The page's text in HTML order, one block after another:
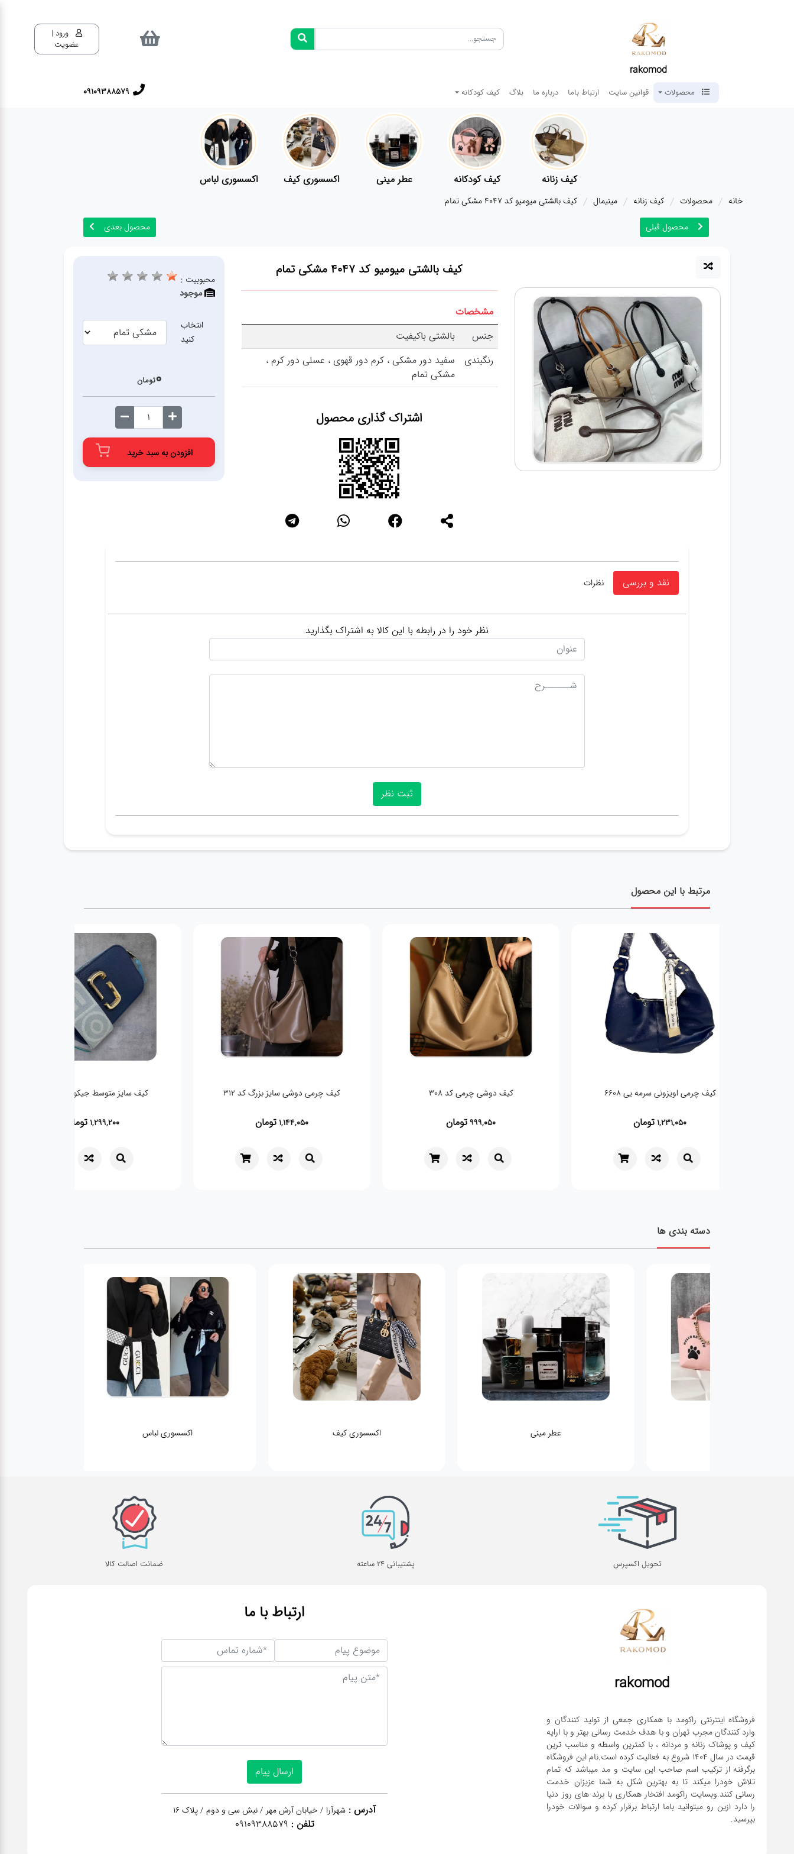
rakomod
ورود |
عضویت
محصولات قوانین سایت ارتباط باما درباره ما بلاگ کیف کودکانه 09109388579
کیف زنانه کیف کودکانه عطر مینی اکسسوری کیف اکسسوری لباس
خانه محصولات کیف زنانه مینیمال
کیف بالشتی میومیو کد 4047 مشکی تمام
محصول قبلی
محصول بعدی
کیف بالشتی میومیو کد 4047 مشکی تمام
مشخصات
جنس
بالشتی باکیفیت
رنگبندی
سفید دور مشکی ، کرم دور قهوی ، عسلی دور کرم ،
مشکی تمام
اشتراک گذاری محصول
محبوبیت :
موجود
انتخاب
کنید
0تومان
افزودن به سبد خرید
نقد و بررسی نظرات
نظر خود را در رابطه با این کالا به اشتراک بگذارید
مرتبط با این محصول
کیف چرمی اویزونی سرمه یی 6608
1,231,050
کیف دوشی چرمی کد 308
999,050
کیف چرمی دوشی سایز بزرگ کد ۳۱۲
1,144,050
کیف سایز متوسط جیکوبز کد ۴۰۴۶
1,299,200
دسته بندی ها
عطر مینی اکسسوری کیف اکسسوری لباس
تحویل اکسپرس پشتیبانی 24 ساعته ضمانت اصالت کالا
rakomod
فروشگاه اینترنتی راکومد با همکاری جمعی از تولید کنندگان و
وارد کنندگان مجرب تهران و با هدف خدمت رسانی بهتر و با ارایه
کیف و پوشاک زنانه و مردانه ، با کمترین واسطه و مناسب ترین
قیمت در سال 1404 شروع به فعالیت کرده است.نام این فروشگاه
برگرفته از ترکیب اسم صاحب این سایت و مد میباشد که تمام
تلاش خودرا میکند تا به بهترین شکل به شما عزیزان خدمت
رسانی کنند.وبسایت راکومد افتخار همکاری با برند های روز دنیا
را دارد ازین رو میتوانید باما ارتباط برقرار کرده و سوالات خودرا
بپرسید.
ارتباط با ما
آدرس : شهرآرا / خیابان آرش مهر / نبش سی و دوم / پلاک 16
تلفن : 09109388579